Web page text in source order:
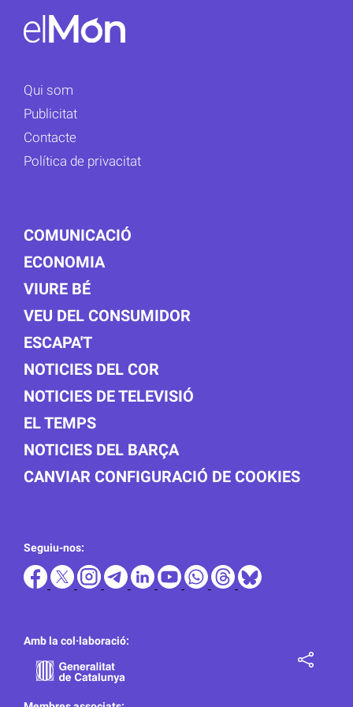
Qui som
Publicitat
Contacte
Política de privacitat
COMUNICACIÓ
ECONOMIA
VIURE BÉ
VEU DEL CONSUMIDOR
ESCAPA'T
NOTICIES DEL COR
NOTICIES DE TELEVISIÓ
EL TEMPS
NOTICIES DEL BARÇA
CANVIAR CONFIGURACIÓ DE COOKIES
Seguiu-nos:
Amb la col·laboració: